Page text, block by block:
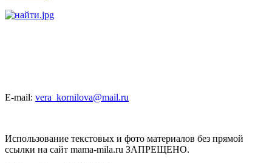
E-mail: vera_kornilova@mail.ru
Использование текстовых и фото материалов без прямой
ссылки на сайт mama-mila.ru ЗАПРЕЩЕНО.